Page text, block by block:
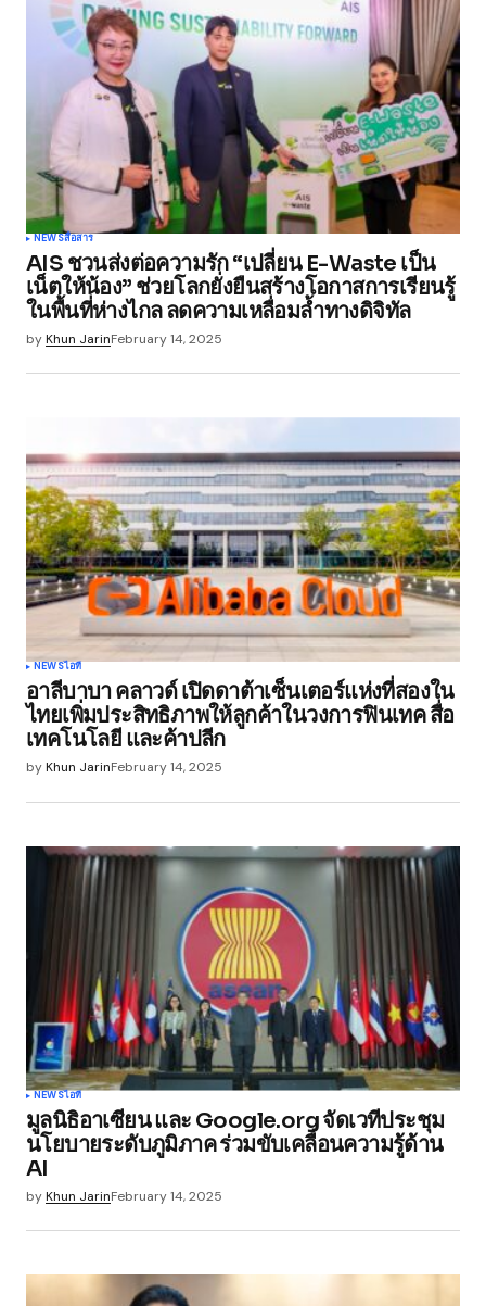
NEWSสื่อสาร
AIS ชวนส่งต่อความรัก “เปลี่ยน E-Waste เป็น
เน็ตให้น้อง” ช่วยโลกยั่งยืนสร้างโอกาสการเรียนรู้
ในพื้นที่ห่างไกล ลดความเหลื่อมล้ำทางดิจิทัล
byKhun JarinFebruary 14, 2025
NEWSไอที
อาลีบาบา คลาวด์ เปิดดาต้าเซ็นเตอร์แห่งที่สองใน
ไทยเพิ่มประสิทธิภาพให้ลูกค้าในวงการฟินเทค สื่อ
เทคโนโลยี และค้าปลีก
byKhun JarinFebruary 14, 2025
NEWSไอที
มูลนิธิอาเซียน และ Google.org จัดเวทีประชุม
นโยบายระดับภูมิภาค ร่วมขับเคลื่อนความรู้ด้าน
AI
byKhun JarinFebruary 14, 2025